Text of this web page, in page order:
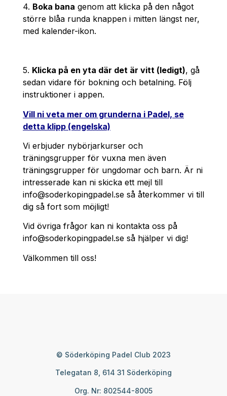
4. Boka bana genom att klicka på den något
större blåa runda knappen i mitten längst ner,
med kalender-ikon.
5. Klicka på en yta där det är vitt (ledigt), gå
sedan vidare för bokning och betalning. Följ
instruktioner i appen.
Vill ni veta mer om grunderna i Padel, se
detta klipp (engelska)
Vi erbjuder nybörjarkurser och
träningsgrupper för vuxna men även
träningsgrupper för ungdomar och barn. Är ni
intresserade kan ni skicka ett mejl till
info@soderkopingpadel.se så återkommer vi till
dig så fort som möjligt!
Vid övriga frågor kan ni kontakta oss på
info@soderkopingpadel.se så hjälper vi dig!
Välkommen till oss!
© Söderköping Padel Club 2023
Telegatan 8, 614 31 Söderköping
Org. Nr: 802544-8005